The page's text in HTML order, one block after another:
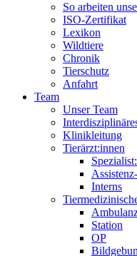
So arbeiten
ISO-Zertifikat
Lexikon
Wildtiere
Chronik
Tierschutz
Anfahrt
Team
Unser Team
Klinikleitung
Tierärzt:innen
Interns
Station
OP